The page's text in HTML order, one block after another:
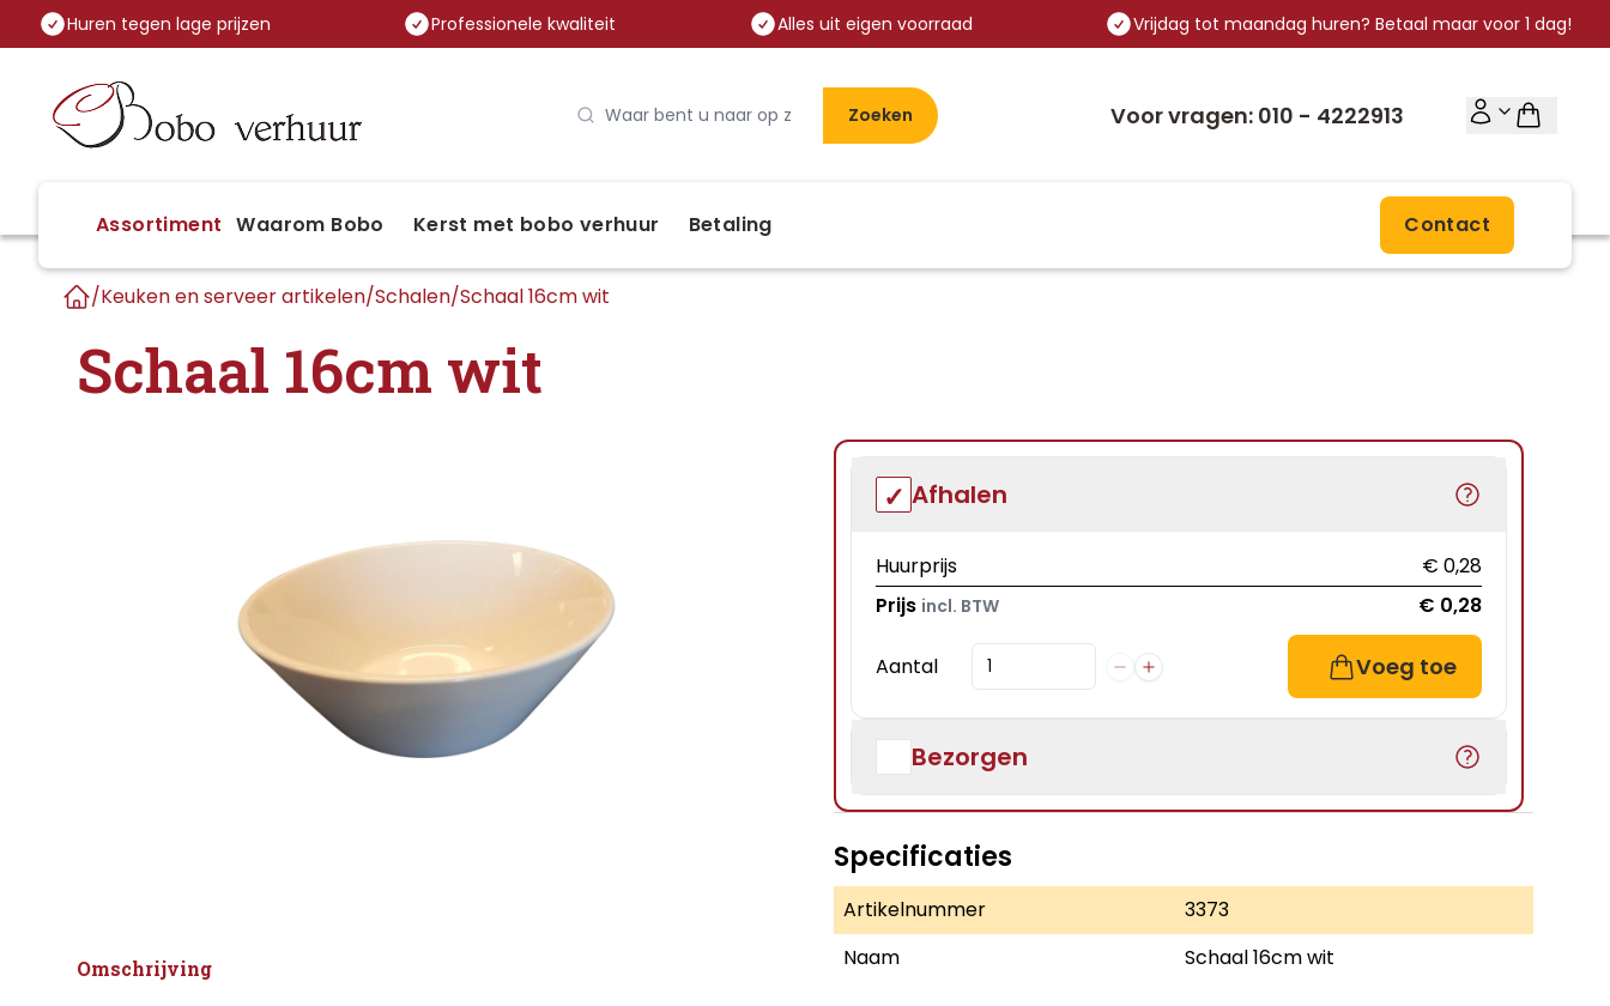
Huren tegen lage prijzen Professionele kwaliteit Alles uit eigen voorraad Vrijdag tot maandag huren? Betaal maar voor 1 dag!
Zoeken Voor vragen: 010 - 4222913
Assortiment Waarom Bobo Kerst met bobo verhuur Betaling Contact
/Keuken en serveer artikelen/Schalen/Schaal 16cm wit
Schaal 16cm wit
Omschrijving
Afhalen
Huurprijs
€ 0,28
Prijs incl. BTW € 0,28
Aantal Voeg toe
Bezorgen
Specificaties
Artikelnummer
3373
Naam
Schaal 16cm wit